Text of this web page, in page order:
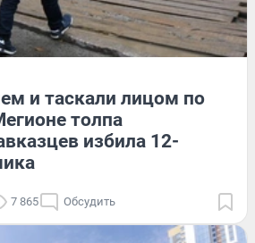
и таскали лицом по
толпа
избила 12-
7 865 Обсудить